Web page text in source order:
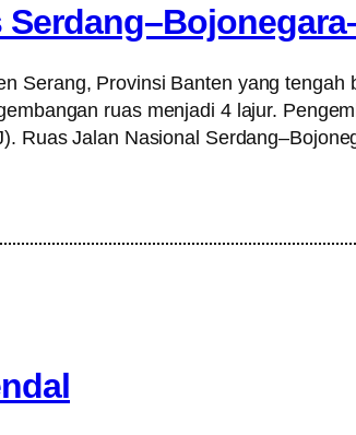
Serang, Provinsi Banten yang tengah
ruas menjadi 4 lajur.
Ruas Jalan Nasional